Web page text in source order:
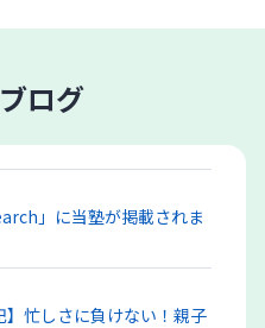
ログ
」に当塾が掲載されま
忙しさに負けない！親子